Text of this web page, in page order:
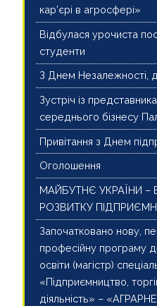
кар’єрі в агросфері»
Відбулася урочиста
студенти
З Днем Незалежності,
Зустріч із
середнього бізнесу
Привітання з Днем
Оголошення
МАЙБУТНЄ УКРАЇНИ –
РОЗВИТКУ
Започатковано нову,
професійну програму
освіти (магістр)
«Підприємництво,
діяльність» –